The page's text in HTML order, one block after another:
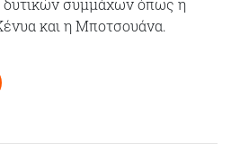
συμμάχων όπως η
και η Μποτσουάνα.